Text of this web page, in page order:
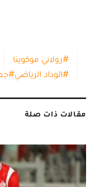
#رولاني موكوينا
#الوداد الرياضي#
مقالات ذات صلة